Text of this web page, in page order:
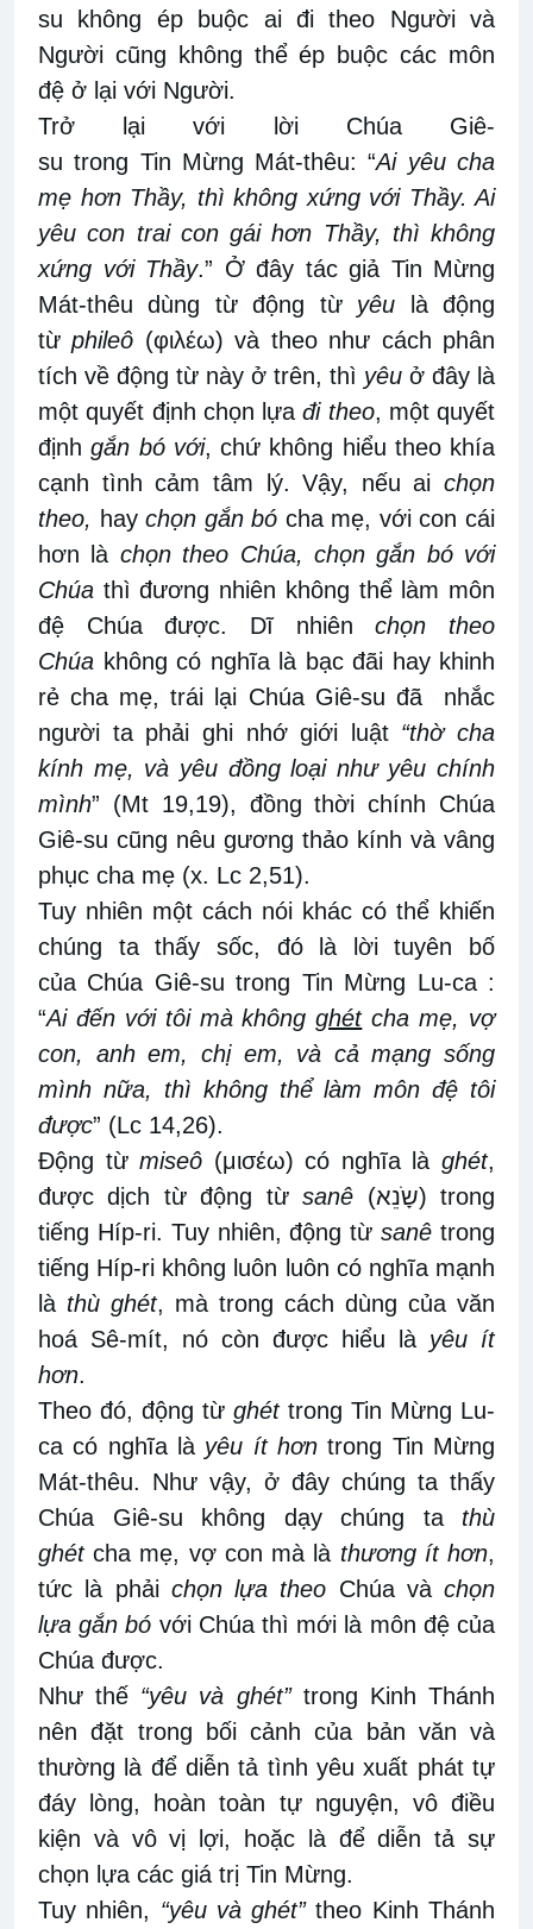
su không ép buộc ai đi theo Người và
Người cũng không thể ép buộc các môn
đệ ở lại với Người.
Trở lại với lời Chúa Giê-
su trong Tin Mừng Mát-thêu: “Ai yêu cha
mẹ hơn Thầy, thì không xứng với Thầy. Ai
yêu con trai con gái hơn Thầy, thì không
xứng với Thầy.” Ở đây tác giả Tin Mừng
Mát-thêu dùng từ động từ yêu là động
từphileô (φιλέω) và theo như cách phân
tích về động từ này ở trên, thì yêu ở đây là
một quyết định chọn lựađi theo, một quyết
địnhgắn bó với, chứ không hiểu theo khía
cạnh tình cảm tâm lý. Vậy, nếu ai chọn
theo, haychọn gắn bó cha mẹ, với con cái
hơn là chọn theo Chúa, chọn gắn bó với
Chúa thì đương nhiên không thể làm môn
đệ Chúa được. Dĩ nhiênchọn theo
Chúa không có nghĩa là bạc đãi hay khinh
rẻ cha mẹ, trái lại Chúa Giê-su đã nhắc
người ta phải ghi nhớ giới luật“thờ cha
kính mẹ, và yêu đồng loại như yêu chính
mình” (Mt 19,19), đồng thời chính Chúa
Giê-su cũng nêu gương thảo kính và vâng
phục cha mẹ (x. Lc 2,51).
Tuy nhiên một cách nói khác có thể khiến
chúng ta thấy sốc, đó là lời tuyên bố
của Chúa Giê-su trong Tin Mừng Lu-ca :
“Ai đến với tôi mà khôngghétcha mẹ, vợ
con, anh em, chị em, và cả mạng sống
mình nữa, thì không thể làm môn đệ tôi
được” (Lc 14,26).
Động từmiseô (μισέω) có nghĩa làghét,
được dịch từ động từsanê (שָֹנֵא) trong
tiếng Híp-ri. Tuy nhiên, động từsanê trong
tiếng Híp-ri không luôn luôn có nghĩa mạnh
là thù ghét, mà trong cách dùng của văn
hoá Sê-mít, nó còn được hiểu là yêu ít
hơn.
Theo đó, động từ ghéttrong Tin Mừng Lu-
ca có nghĩa là yêu ít hơn trong Tin Mừng
Mát-thêu. Như vậy, ở đây chúng ta thấy
Chúa Giê-su không dạy chúng ta thù
ghétcha mẹ, vợ con mà là thương ít hơn,
tức là phải chọn lựa theo Chúa và chọn
lựa gắn bó với Chúa thì mới là môn đệ của
Chúa được.
Như thế “yêu và ghét”trong Kinh Thánh
nên đặt trong bối cảnh của bản văn và
thường là để diễn tả tình yêu xuất phát tự
đáy lòng, hoàn toàn tự nguyện, vô điều
kiện và vô vị lợi, hoặc là để diễn tả sự
chọn lựa các giá trị Tin Mừng.
Tuy nhiên, “yêu và ghét”theo Kinh Thánh